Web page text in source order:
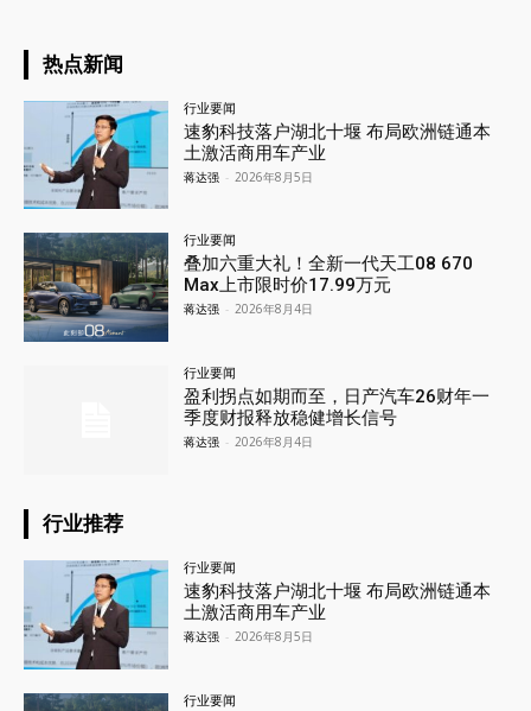
热点新闻
行业要闻
速豹科技落户湖北十堰 布局欧洲链通本
土激活商用车产业
蒋达强 - 2026年8月5日
行业要闻
叠加六重大礼！全新一代天工08 670
Max上市限时价17.99万元
蒋达强 - 2026年8月4日
行业要闻
盈利拐点如期而至，日产汽车26财年一
季度财报释放稳健增长信号
蒋达强 - 2026年8月4日
行业推荐
行业要闻
速豹科技落户湖北十堰 布局欧洲链通本
土激活商用车产业
蒋达强 - 2026年8月5日
行业要闻